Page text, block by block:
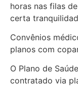
horas nas filas
certa
Convênios
planos com
O Plano de
contratado via